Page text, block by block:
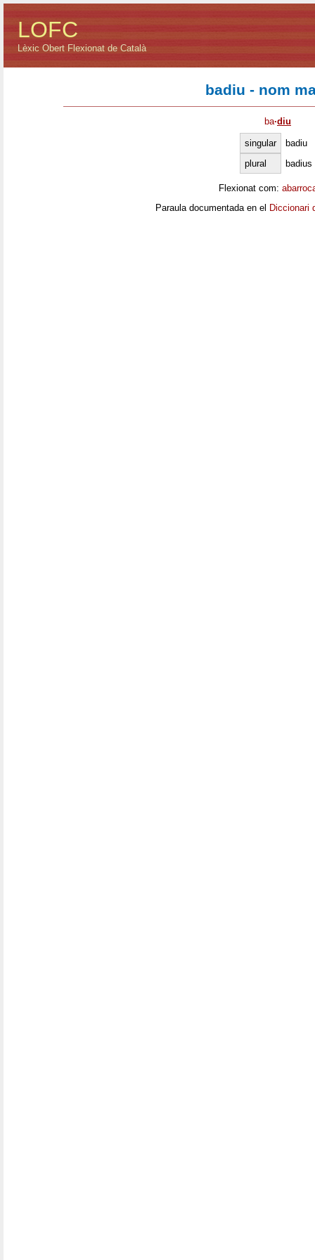
LOFC
Lèxic Obert Flexionat de Català
badiu - nom
ba·diu
singular
badiu
plural
badius
Flexionat com:
Paraula documentada en el Diccionari